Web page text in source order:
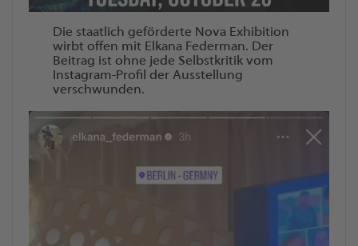
Die staatlich geförderte Nova Exhibition
wirbt offen mit Elkana Federman. Der
Beitrag ist ohne jede Selbstkritik vom
Instagram-Profil der Ausstellung
verschwunden.